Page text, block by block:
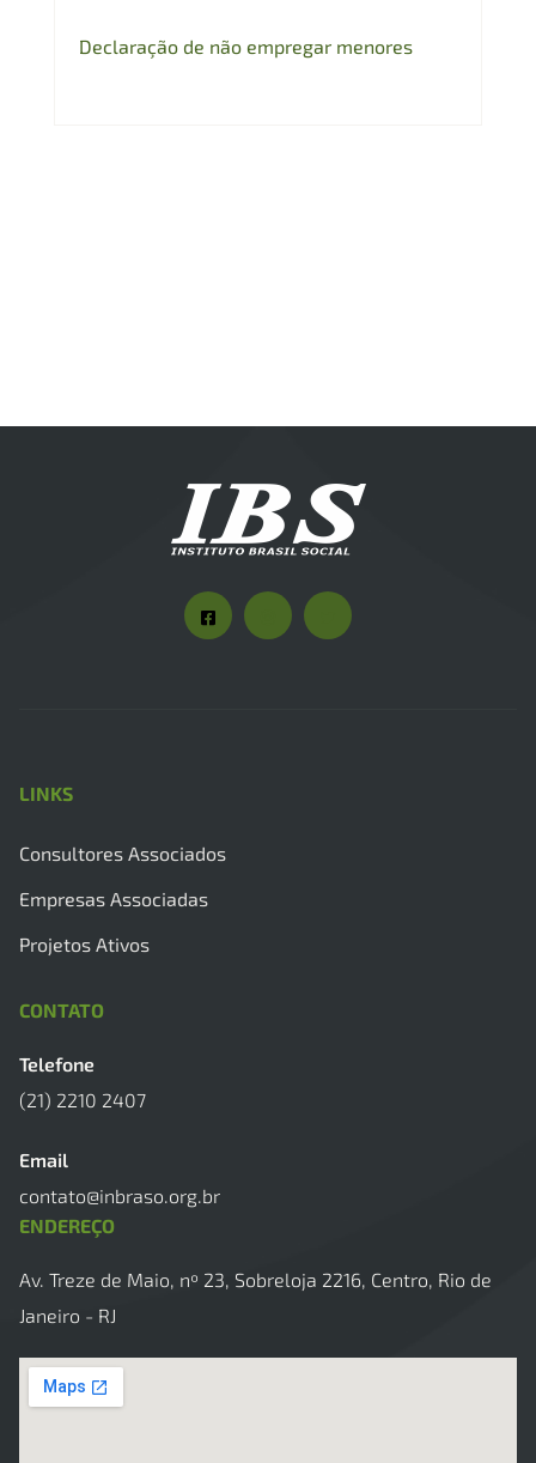
Declaração de não empregar menores
LINKS
Consultores Associados
Empresas Associadas
Projetos Ativos
CONTATO
Telefone
(21) 2210 2407
Email
contato@inbraso.org.br
ENDEREÇO
Av. Treze de Maio, nº 23, Sobreloja 2216, Centro, Rio de
Janeiro - RJ